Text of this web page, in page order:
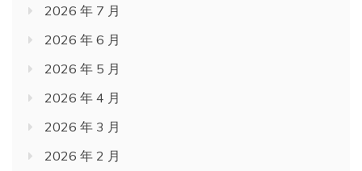
2026 年 7 月
2026 年 6 月
2026 年 5 月
2026 年 4 月
2026 年 3 月
2026 年 2 月